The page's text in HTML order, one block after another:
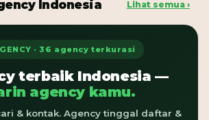
Indonesia Lihat semua ›
· 36 agency terkurasi
terbaik Indonesia —
agency kamu.
& kontak. Agency tinggal daftar &